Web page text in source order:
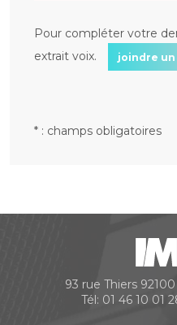
Pour compléter votre
extrait voix.
joindre
* : champs obligatoires
93 rue Thiers 92100
Tél: 01 46 10 01